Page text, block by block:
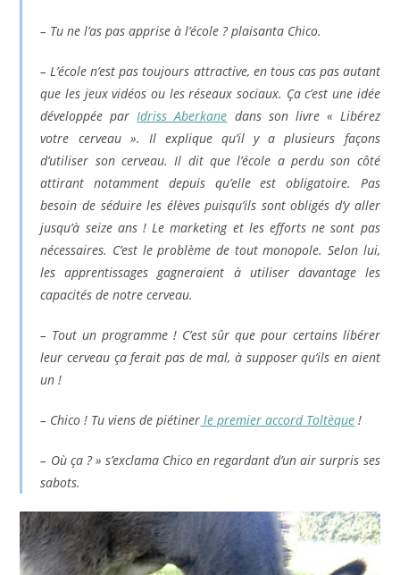
– Tu ne l’as pas apprise à l’école ? plaisanta Chico.
– L’école n’est pas toujours attractive, en tous cas pas autant
que les jeux vidéos ou les réseaux sociaux. Ça c’est une idée
développée parIdriss Aberkane dans son livre « Libérez
votre cerveau ». Il explique qu’il y a plusieurs façons
d’utiliser son cerveau. Il dit que l’école a perdu son côté
attirant notamment depuis qu’elle est obligatoire. Pas
besoin de séduire les élèves puisqu’ils sont obligés d’y aller
jusqu’à seize ans ! Le marketing et les efforts ne sont pas
nécessaires. C’est le problème de tout monopole. Selon lui,
les apprentissages gagneraient à utiliser davantage les
capacités de notre cerveau.
– Tout un programme ! C’est sûr que pour certains libérer
leur cerveau ça ferait pas de mal, à supposer qu’ils en aient
un !
– Chico ! Tu viens de piétiner le premier accord Toltèque !
– Où ça ? » s’exclama Chico en regardant d’un air surpris ses
sabots.